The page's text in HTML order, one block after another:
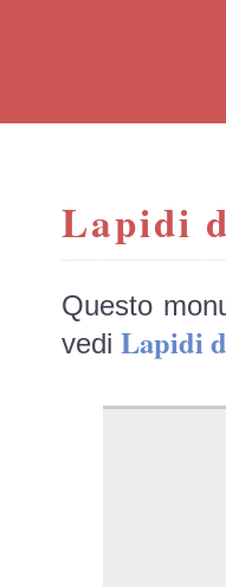
Lapidi
Questo
vedi Lapidi